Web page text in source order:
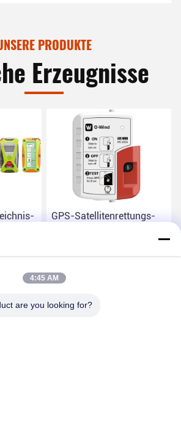
PRODUKTE
Erzeugnisse
mit
5W
GPS-Satellitenrettungs-
Übermittler-Frequenz-
4:45 AM
are you looking for?